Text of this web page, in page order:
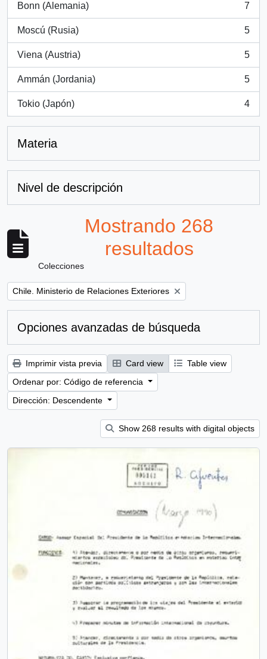
Bonn (Alemania)
, 7 resultados
7
Moscú (Rusia)
, 5 resultados
5
Viena (Austria)
, 5 resultados
5
Ammán (Jordania)
, 5 resultados
5
Tokio (Japón)
, 4 resultados
4
Materia
Nivel de descripción
Mostrando 268
resultados
Colecciones
Remove filter:
Chile. Ministerio de Relaciones Exteriores
Opciones avanzadas de búsqueda
Imprimir vista previa Card view
Table view
Ordenar por: Código de referencia
Dirección: Descendente
Show 268 results with digital objects